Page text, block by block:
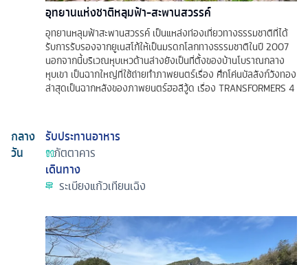
อุทยานแห่งชาติหลุมฟ้า-สะพานสวรรค์
อุทยานหลุมฟ้าสะพานสวรรค์ เป็นแหล่งท่องเที่ยวทางธรรมชาติที่ได้
รับการรับรองจากยูเนสโก้ให้เป็นมรดกโลกทางธรรมชาติในปี 2007
นอกจากนี้บริเวณหุบเหวด้านล่างยังเป็นที่ตั้งของบ้านโบราณกลาง
หุบเขา เป็นฉากใหญ่ที่ใช้ถ่ายทำภาพยนตร์เรื่อง ศึกโค่นบัลลังก์วังทอง
ล่าสุดเป็นฉากหลังของภาพยนตร์ฮอลีวู้ด เรื่อง TRANSFORMERS 4
กลาง
วัน
รับประทานอาหาร
ภัตตาคาร
เดินทาง
ระเบียงแก้วเทียนเฉิง